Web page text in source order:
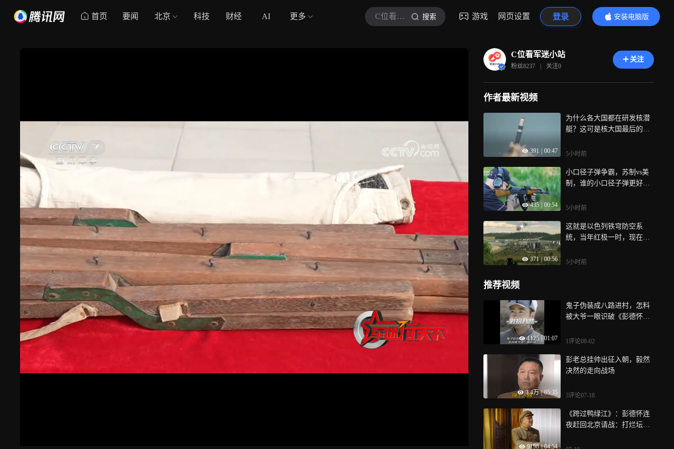
首页 要闻 北京 科技 财经 AI 更多 C位看军迷小站 搜索 游戏 网页设置 登录
安装电脑版
内容更精彩
C位看军迷小站
粉丝8237 | 关注0
关注
作者最新视频
391 00:47
为什么各大国都在研发核潜
艇？这可是核大国最后的杀
5小时前
435 00:54
小口径子弹争霸，苏制vs美
制，谁的小口径子弹更好
5小时前
371 00:56
这就是以色列铁穹防空系
统，当年红极一时，现在看
5小时前
推荐视频
1125 01:07
鬼子伪装成八路进村，怎料
被大爷一眼识破《彭德怀元
1评论08-02
3.4万 | 05:35
彭老总挂帅出征入朝，毅然
决然的走向战场
3评论07-18
9198 | 04:54
《跨过鸭绿江》：彭德怀连
夜赶回北京请战：打烂坛坛